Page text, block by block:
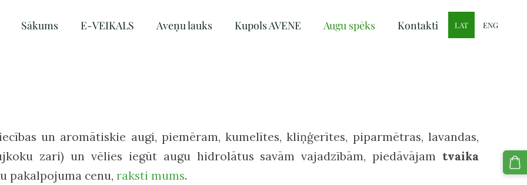
Sākums E-VEIKALS Aveņu lauks Kupols AVENE Augu spēks Kontakti LAT ENG
un aromātiskie augi, piemēram, kumelītes, kliņģerītes, piparmētras, lavandas,
zari) un vēlies iegūt augu hidrolātus savām vajadzībām, piedāvājam tvaika
pakalpojuma cenu, raksti mums.